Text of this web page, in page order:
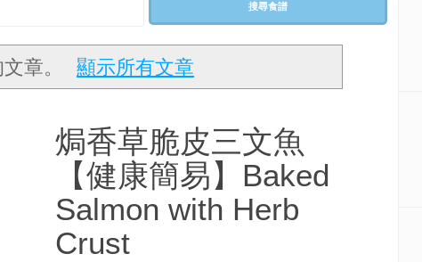
搜尋食譜
章。 顯示所有文章
焗香草脆皮三文魚
【健康簡易】Baked
Salmon with Herb
Crust